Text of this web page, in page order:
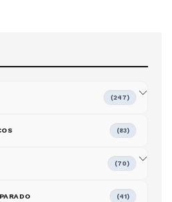
(247)
(83)
(70)
(41)